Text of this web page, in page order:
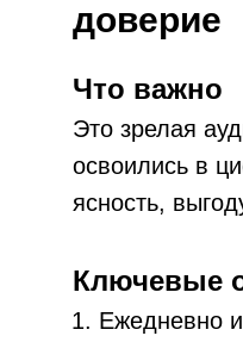
доверие
Что важно
Это зрелая
освоились в
ясность,
Ключевые
Ежедневно